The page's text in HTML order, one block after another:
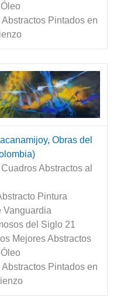
Pintados en
Obras del
Abstractos al
Pintura
Vanguardia
del Siglo 21
Mejores Abstractos
Pintados en